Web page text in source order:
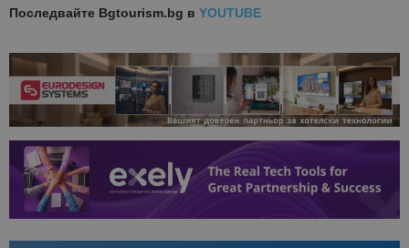
Последвайте Bgtourism.bg в YOUTUBE